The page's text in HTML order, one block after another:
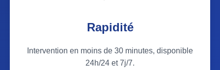
Rapidité
Intervention en moins de 30 minutes, disponible
24h/24 et 7j/7.